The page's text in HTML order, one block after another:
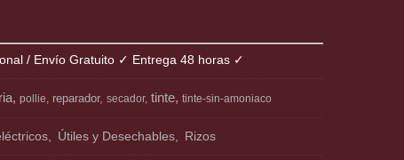
/ Envío Gratuito ✓ Entrega 48 horas ✓
pollie reparador secador tinte tinte-sin-amoniaco
Útiles y Desechables Rizos